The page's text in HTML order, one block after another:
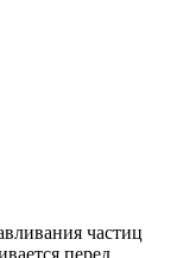
частиц
перед